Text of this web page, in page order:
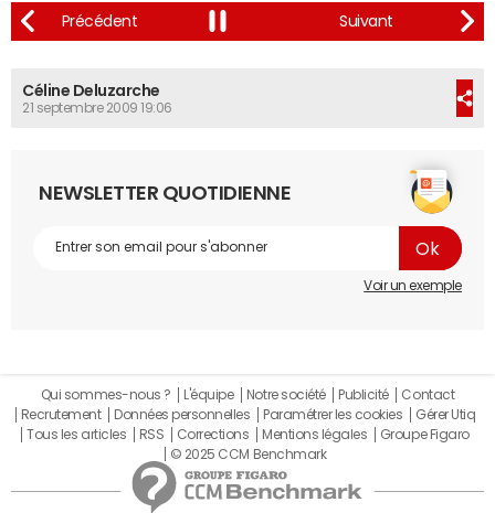
Céline Deluzarche
21 septembre 2009 19:06
NEWSLETTER QUOTIDIENNE
Voir un exemple
Qui sommes-nous ? L'équipe Notre société Publicité
Contact
Recrutement
Données personnelles Paramétrer les cookies
Gérer Utiq
Tous les articles
RSS Corrections Mentions légales
Groupe Figaro
© 2025 CCM Benchmark